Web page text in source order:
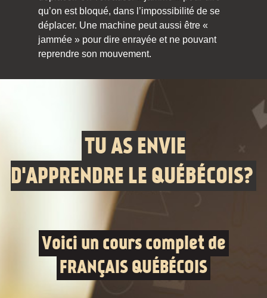
qu’on est bloqué, dans l’impossibilité de se
déplacer. Une machine peut aussi être «
jammée » pour dire enrayée et ne pouvant
reprendre son mouvement.
TU AS ENVIE
D'APPRENDRE LE QUÉBÉCOIS?
Voici un cours complet de
FRANÇAIS QUÉBÉCOIS